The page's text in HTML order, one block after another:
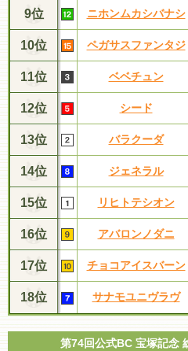
9位
10位
11位
12位
13位
14位
15位
16位
17位
18位
ニホンムカシバナシ
ペガサスファンタジ
ベベチュン
シード
バラクーダ
ジェネラル
リヒトテシオン
アバロンノダニ
チョコアイスバーン
サナモユニヴラヴ
第74回公式BC 宝塚記念